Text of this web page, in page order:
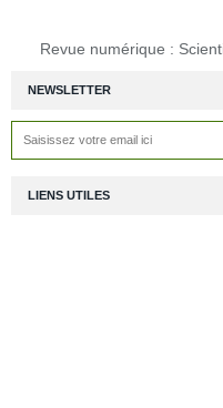
NEWSLETTER
Revue numérique :
LIENS UTILES